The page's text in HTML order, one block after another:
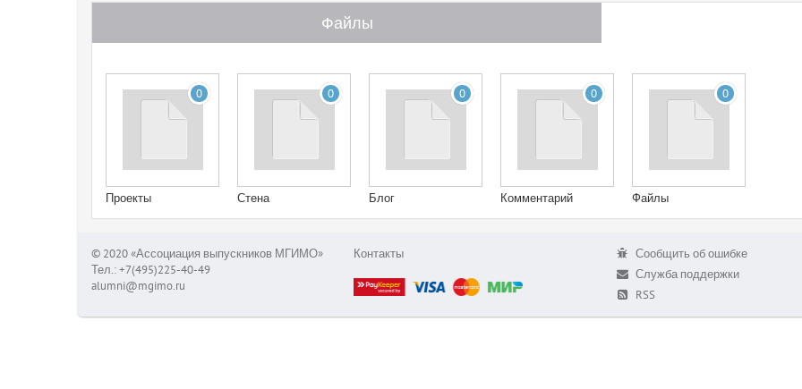
Файлы
0
Проекты
0
Стена
0
Блог
0
Комментарий
0
Файлы
© 2020 «Ассоциация выпускников МГИМО»
Тел.: +7(495)225-40-49
alumni@mgimo.ru
Контакты
Сообщить об ошибке
Служба поддержки
RSS